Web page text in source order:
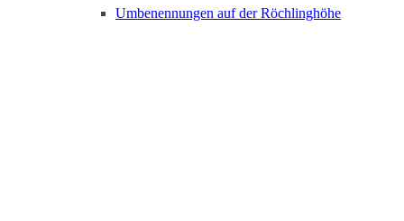
Umbenennungen auf der Röchlinghöhe